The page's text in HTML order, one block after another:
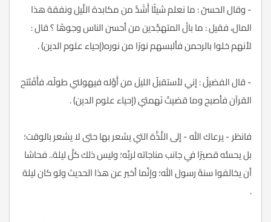
- وقال الحسنُ : ما نعلم شيئًا أَشَدَّ من مكابدة اللَّيل ونفقة هذا
المال، فقيل : ما بالُ المتهجِّدين من أحسن الناس وجوهًا ؟ قال :
لأنهم خلوا بالرحمن فألبسهم نورًا من نوره(إحياء علوم الدين) .
- قال الفضيلُ : إني لأستقبلُ الليلَ من أَوَّله فيهولني طولُه، فأَفْتَتح
القرآن فأصبح وما قضيتُ نَهمتي (إحياء علوم الدين) .
فانظر - يرعاك الله - إلى اللَّذَّة التي يشعر بها حتى لا يشعر بالوقت؛
بل يحسُّه قصيرًا في جانب مناجاته لربِّه؛ وليس ذلك كلَّ ليلة.. فحاشا
أن يخالفوا سنةَ رسول الله؛ وإنَّما أخبر عن هذا الحديث ولو كان ليلة
.